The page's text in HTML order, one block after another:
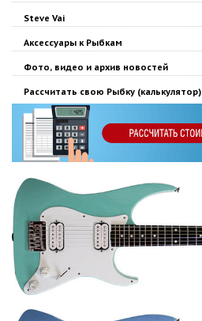
Steve Vai
Аксессуары к Рыбкам
Фото, видео и архив новостей
Рассчитать свою Рыбку (калькулятор)